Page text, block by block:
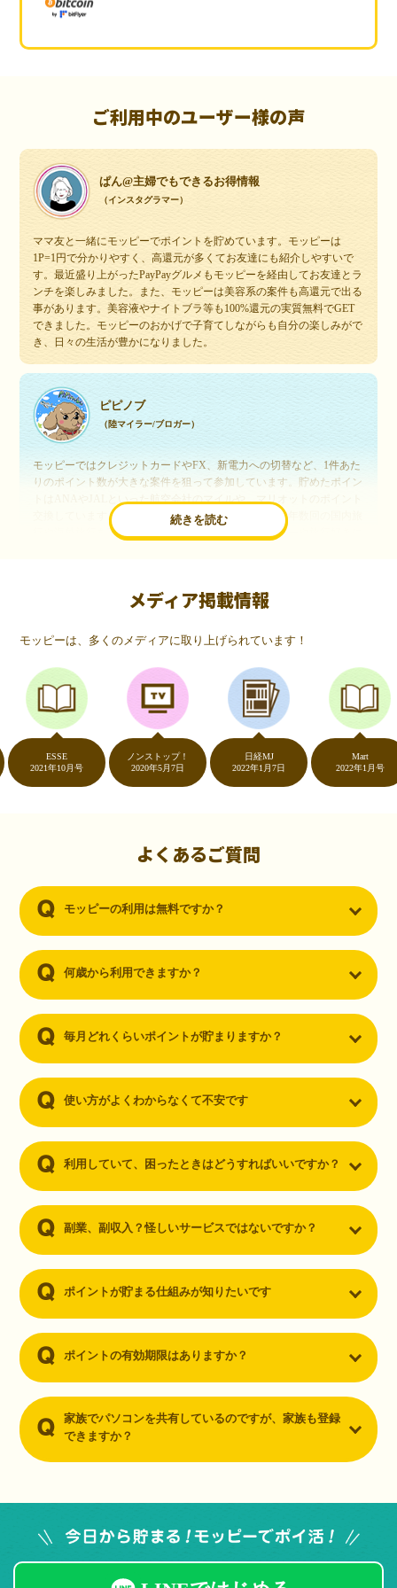
ご利用中のユーザー様の声
ぱん@主婦でもできるお得情報
（インスタグラマー）
ママ友と一緒にモッピーでポイントを貯めています。モッピーは
1P=1円で分かりやすく、高還元が多くてお友達にも紹介しやすいで
す。最近盛り上がったPayPayグルメもモッピーを経由してお友達とラ
ンチを楽しみました。また、モッピーは美容系の案件も高還元で出る
事があります。美容液やナイトブラ等も100%還元の実質無料でGET
できました。モッピーのおかげで子育てしながらも自分の楽しみがで
き、日々の生活が豊かになりました。
続きを読む
ピピノブ
（陸マイラー/ブロガー）
モッピーではクレジットカードやFX、新電力への切替など、1件あた
りのポイント数が大きな案件を狙って参加しています。貯めたポイン
交換しています。このようにすることで、ほぼ無料で年数回の国内旅
行や海外旅行を実現しています。モッピーは陸マイラーや旅行好きに
いつものネットショッピングが、モッピーでお得
（20代・女性）
友達に勧められてモッピーをはじめました。空いた時間にスマホで買
い物をすることが多いのですが、モッピーを経由するだけでショップ
のポイントとモッピーのポイントが二重で貯まることを知り、ビック
リ…！いつものネットショッピングをモッピーを経由するだけでポイ
ントが貯まるなんて…もっと早く教えてほしかった～！貯まったポイ
ントはギフト券に交換して、プチ贅沢を楽しんでます♪
（30代・男性）
ーを知りました。クレジットカードを発行するだけでポイントが貯ま
るならと無料登録して、クレジットカードの発行やアプリダウンロー
メディア掲載情報
モッピーは、多くのメディアに取り上げられています！
2021年10月号
ノンストップ！
2020年5月7日
2022年1月7日
2022年1月号
よくあるご質問
モッピーの利用は無料ですか？
何歳から利用できますか？
毎月どれくらいポイントが貯まりますか？
使い方がよくわからなくて不安です
利用していて、困ったときはどうすればいいですか？
副業、副収入？怪しいサービスではないですか？
ポイントが貯まる仕組みが知りたいです
ポイントの有効期限はありますか？
家族でパソコンを共有しているのですが、家族も登録
できますか？